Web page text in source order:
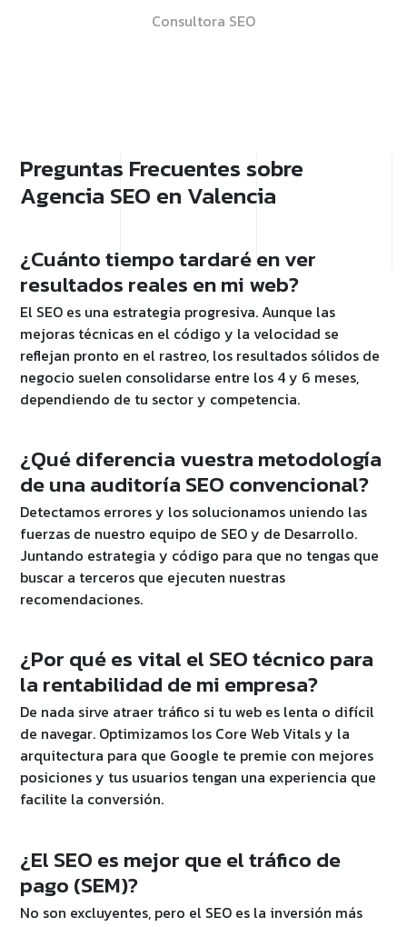
Consultora SEO
Preguntas Frecuentes sobre
Agencia SEO en Valencia
¿Cuánto tiempo tardaré en ver
resultados reales en mi web?
El SEO es una estrategia progresiva. Aunque las
mejoras técnicas en el código y la velocidad se
reflejan pronto en el rastreo, los resultados sólidos de
negocio suelen consolidarse entre los 4 y 6 meses,
dependiendo de tu sector y competencia.
¿Qué diferencia vuestra metodología
de una auditoría SEO convencional?
Detectamos errores y los solucionamos uniendo las
fuerzas de nuestro equipo de SEO y de Desarrollo.
Juntando estrategia y código para que no tengas que
buscar a terceros que ejecuten nuestras
recomendaciones.
¿Por qué es vital el SEO técnico para
la rentabilidad de mi empresa?
De nada sirve atraer tráfico si tu web es lenta o difícil
de navegar. Optimizamos los Core Web Vitals y la
arquitectura para que Google te premie con mejores
posiciones y tus usuarios tengan una experiencia que
facilite la conversión.
¿El SEO es mejor que el tráfico de
pago (SEM)?
No son excluyentes, pero el SEO es la inversión más